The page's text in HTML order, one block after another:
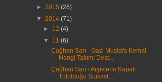
► 2015 (26)
▼ 2014 (71)
► 12(4)
▼ 11(6)
Çağhan Sarı - Gazi Mustafa Kemal
Hangi Takımı Dest...
Çağhan Sarı - Arşivlerin Kapalı
Tutulduğu Suikast,...